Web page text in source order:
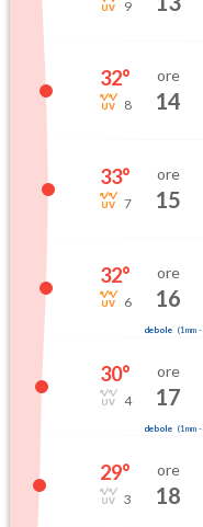
9
32°
8
ore
14
33°
7
ore
15
32°
6
ore
16
debole (1mm-
30°
4
ore
17
debole (1mm-
29°
3
ore
18